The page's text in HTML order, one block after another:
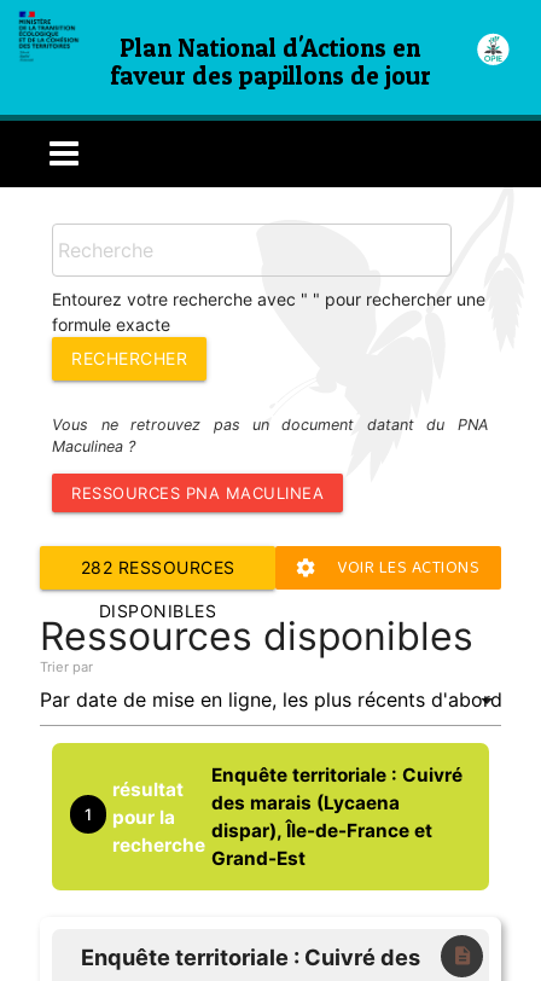
Plan National d'Actions en
faveur des papillons de jour
Entourez votre recherche avec " " pour rechercher une
formule exacte
Vous ne retrouvez pas un document datant du PNA
Maculinea ?
RESSOURCES PNA MACULINEA
282 RESSOURCES
DISPONIBLES
settings
VOIR LES ACTIONS
Ressources disponibles
Trier par
1
résultat
pour la
recherche
Enquête territoriale : Cuivré
des marais (Lycaena
dispar), Île-de-France et
Grand-Est
Enquête territoriale : Cuivré des
description